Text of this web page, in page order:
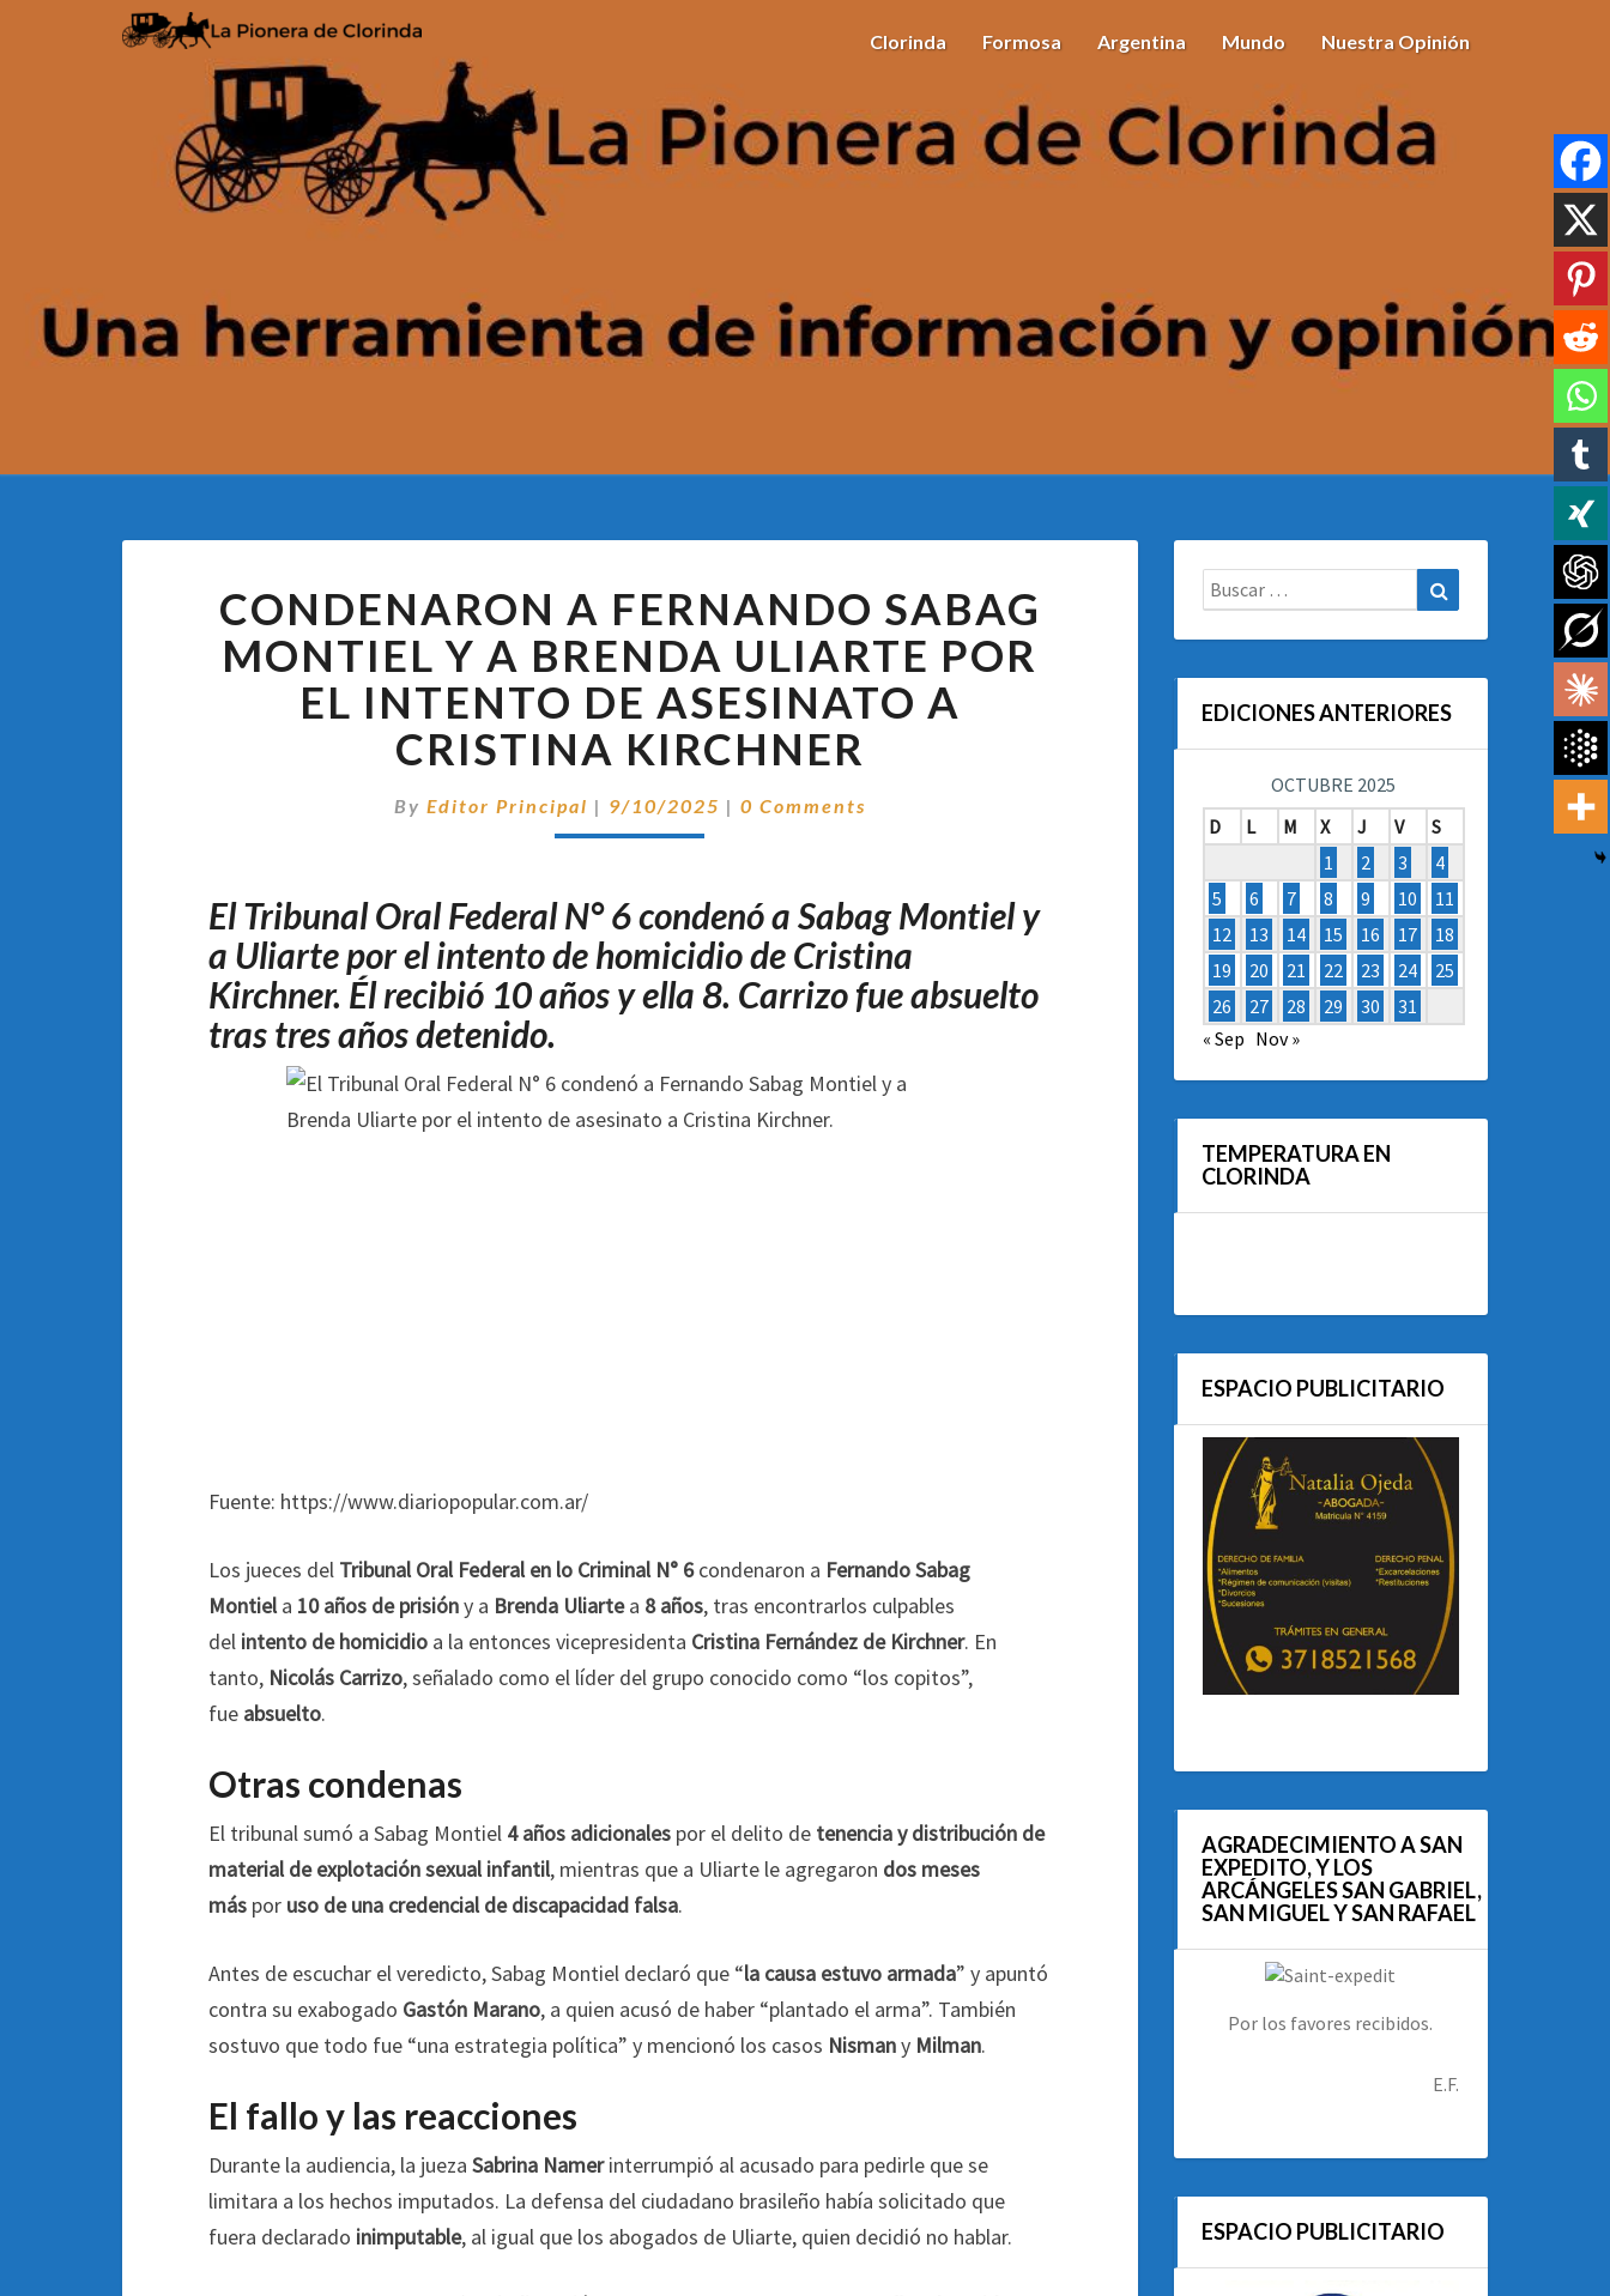
Clorinda Formosa Argentina Mundo Nuestra Opinión
A
FERNANDO
SABAG
MONTIEL
Y
A
ULIARTE
POR
INTENTO
DE
ASESINATO
A
CONDENARON A FERNANDO SABAG
MONTIEL Y A BRENDA ULIARTE POR
EL INTENTO DE ASESINATO A
CRISTINA KIRCHNER
By Editor Principal | 9/10/2025 | Comentarios
0 Comments
El Tribunal Oral Federal N° 6 condenó a Sabag Montiel y
a Uliarte por el intento de homicidio de Cristina
Kirchner. Él recibió 10 años y ella 8. Carrizo fue absuelto
tras tres años detenido.
Fuente: https://www.diariopopular.com.ar/
Los jueces del Tribunal Oral Federal en lo Criminal N° 6condenaron a Fernando Sabag
Montiela 10 años de prisióny a Brenda Uliartea 8 años, tras encontrarlos culpables
del intento de homicidio a la entonces vicepresidenta Cristina Fernández de Kirchner. En
tanto, Nicolás Carrizo, señalado como el líder del grupo conocido como “los copitos”,
fue absuelto.
Otras condenas
El tribunal sumó a Sabag Montiel 4 años adicionales por el delito de tenencia y distribución de
material de explotación sexual infantil, mientras que a Uliarte le agregaron dos meses
más por uso de una credencial de discapacidad falsa.
Antes de escuchar el veredicto, Sabag Montiel declaró que “la causa estuvo armada” y apuntó
contra su exabogado Gastón Marano, a quien acusó de haber “plantado el arma”. También
sostuvo que todo fue “una estrategia política” y mencionó los casos Nismany Milman.
El fallo y las reacciones
Durante la audiencia, la jueza Sabrina Namerinterrumpió al acusado para pedirle que se
limitara a los hechos imputados. La defensa del ciudadano brasileño había solicitado que
fuera declarado inimputable, al igual que los abogados de Uliarte, quien decidió no hablar.
Buscar:
EDICIONES ANTERIORES
OCTUBRE 2025
D
L M X J V
S
1
2 3
4
5
6 7 8 9 10
11
12
13 14 15 16 17
18
19
20 21 22 23 24
25
26
27 28 29 30
31
« Sep Nov »
TEMPERATURA EN
CLORINDA
ESPACIO PUBLICITARIO
AGRADECIMIENTO A SAN
EXPEDITO, Y LOS
ARCÁNGELES SAN GABRIEL,
SAN MIGUEL Y SAN RAFAEL
Por los favores recibidos.
E.F.
ESPACIO PUBLICITARIO